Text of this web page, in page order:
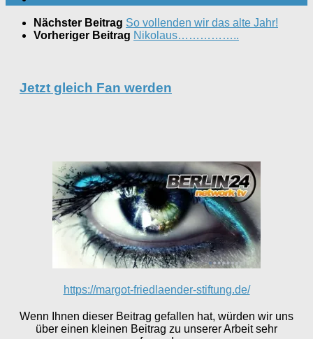
Nächster Beitrag So vollenden wir das alte Jahr!
Vorheriger Beitrag Nikolaus……………..
Jetzt gleich Fan werden
https://margot-friedlaender-stiftung.de/
Wenn Ihnen dieser Beitrag gefallen hat, würden wir uns
über einen kleinen Beitrag zu unserer Arbeit sehr